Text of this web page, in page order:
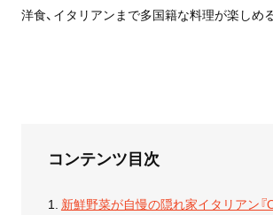
洋食、イタリアンまで多国籍な料理が楽しめる
コンテンツ目次
新鮮野菜が自慢の隠れ家イタリアン『